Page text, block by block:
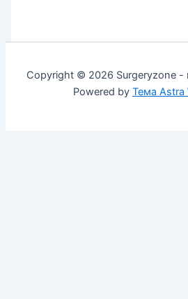
Copyright © 2026 Surgeryzone -
Powered by Тема Astra